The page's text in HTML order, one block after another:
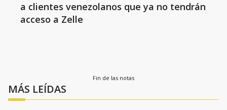
a clientes venezolanos que ya no tendrán
acceso a Zelle
Fin de las notas
MÁS LEÍDAS